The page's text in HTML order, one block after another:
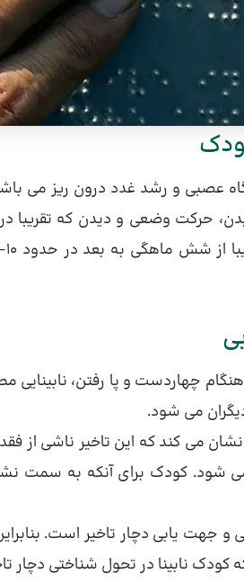
عصبی و رشد غدد درون ریز می
چهاردست و پا رفتن،
می شود.
به نقل از میلانی فر، 1374) خاطر نشان می کند که
شود. کودک برای آنکه به سمت
و جهت یابی دچار تاخیر است.
نابینا در تحول شناختی دچار